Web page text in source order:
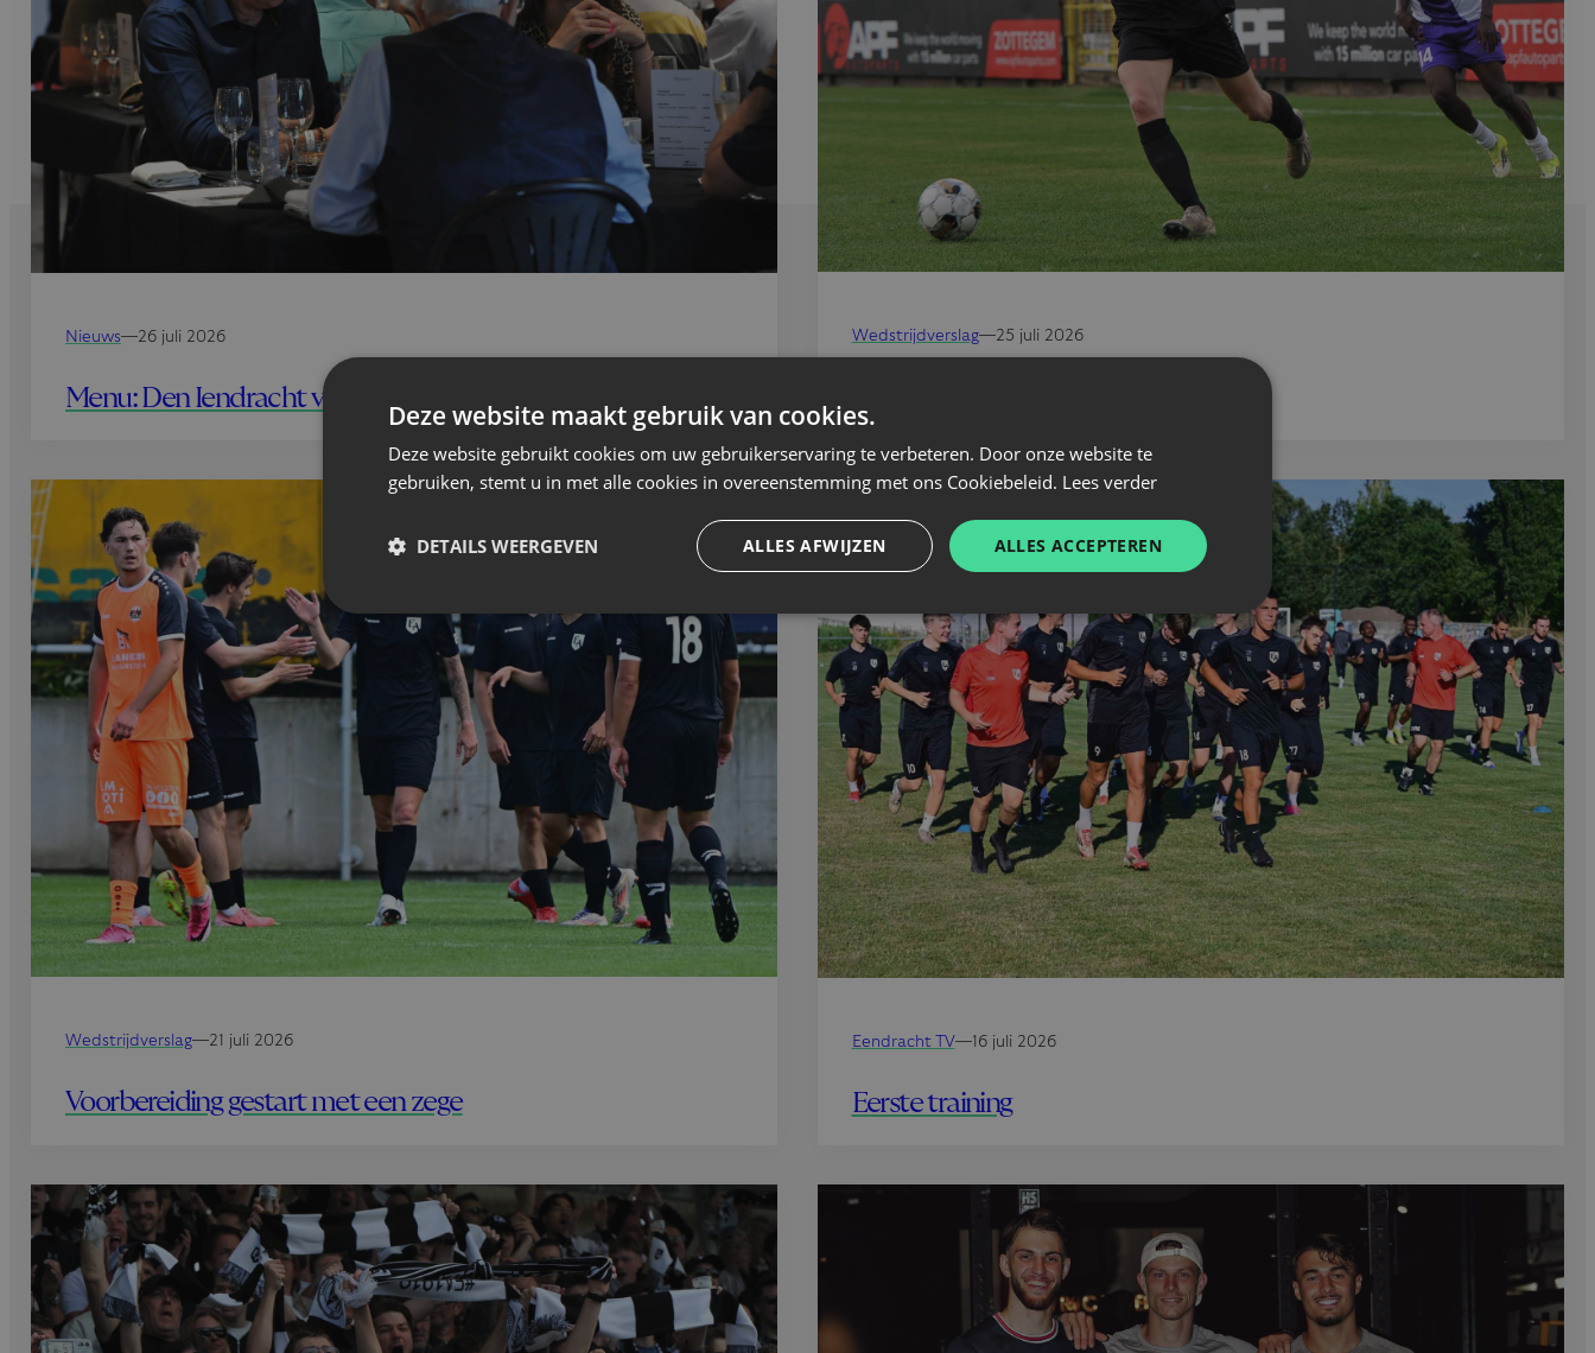
Nieuws—26 juli 2026
Menu: Den Iendracht vs De Spor
Wedstrijdverslag—25 juli 2026
Wedstrijdverslag—21 juli 2026
Voorbereiding gestart met een zege
Eendracht TV—16 juli 2026
Eerste training
Deze website maakt gebruik van cookies.
Deze website gebruikt cookies om uw gebruikerservaring te verbeteren. Door onze website te
gebruiken, stemt u in met alle cookies in overeenstemming met ons Cookiebeleid. Lees verder
ALLES ACCEPTEREN
ALLES AFWIJZEN
DETAILS WEERGEVEN